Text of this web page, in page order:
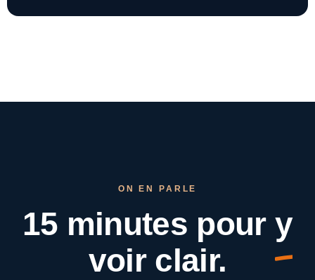
ON EN PARLE
15 minutes pour y
voir clair.